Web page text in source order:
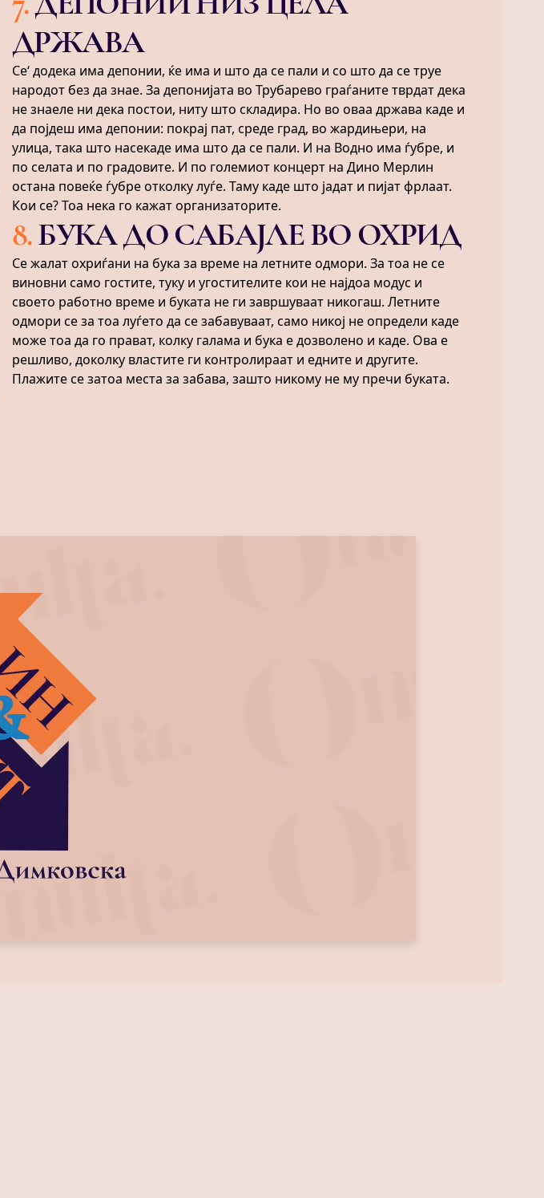
ДРЖАВА
Се‘ додека има депонии, ќе има и што да се пали и со што да се труе
народот без да знае. За депонијата во Трубарево граѓаните тврдат дека
не знаеле ни дека постои, ниту што складира. Но во оваа држава каде и
да појдеш има депонии: покрај пат, среде град, во жардињери, на
улица, така што насекаде има што да се пали. И на Водно има ѓубре, и
по селата и по градовите. И по големиот концерт на Дино Мерлин
остана повеќе ѓубре отколку луѓе. Таму каде што јадат и пијат фрлаат.
Кои се? Тоа нека го кажат организаторите.
8.БУКА ДО САБАЈЛЕ ВО ОХРИД
Се жалат охриѓани на бука за време на летните одмори. За тоа не се
виновни само гостите, туку и угостителите кои не најдоа модус и
своето работно време и буката не ги завршуваат никогаш. Летните
одмори се за тоа луѓето да се забавуваат, само никој не определи каде
може тоа да го прават, колку галама и бука е дозволено и каде. Ова е
решливо, доколку властите ги контролираат и едните и другите.
Плажите се затоа места за забава, зашто никому не му пречи буката.